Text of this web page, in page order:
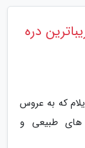
دره
که به عروس
های طبیعی و